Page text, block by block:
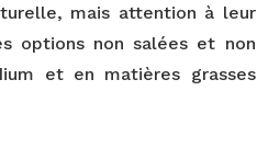
mais attention à leur
options non salées et non
et en matières grasses